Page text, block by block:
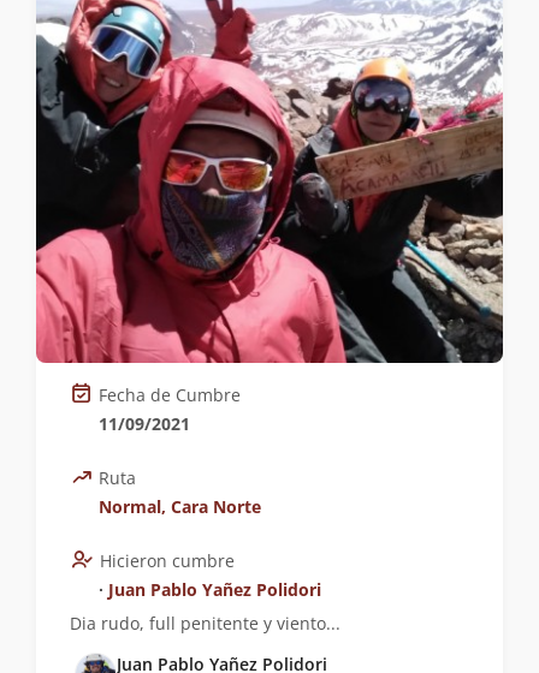
Fecha de Cumbre
11/09/2021
Ruta
Normal, Cara Norte
Hicieron cumbre
∙ Juan Pablo Yañez Polidori
Dia rudo, full penitente y viento...
Juan Pablo Yañez Polidori